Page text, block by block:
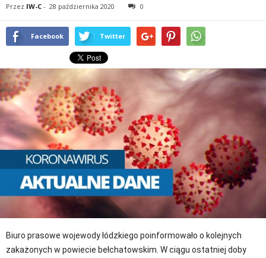
Przez IW-C - 28 października 2020 0
Facebook Twitter
Biuro prasowe wojewody łódzkiego poinformowało o kolejnych
zakażonych w powiecie bełchatowskim. W ciągu ostatniej doby